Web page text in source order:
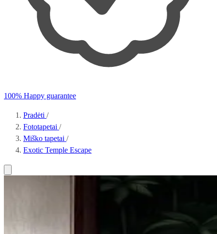
100% Happy guarantee
Pradėti /
Fototapetai /
Miško tapetai /
Exotic Temple Escape